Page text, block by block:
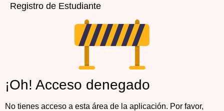
Registro de Estudiante
¡Oh! Acceso denegado
No tienes acceso a esta área de la aplicación. Por favor,